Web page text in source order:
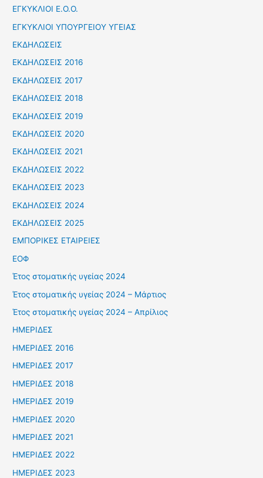
ΕΓΚΥΚΛΙΟΙ Ε.Ο.Ο.
ΕΓΚΥΚΛΙΟΙ ΥΠΟΥΡΓΕΙΟΥ ΥΓΕΙΑΣ
ΕΚΔΗΛΩΣΕΙΣ
ΕΚΔΗΛΩΣΕΙΣ 2016
ΕΚΔΗΛΩΣΕΙΣ 2017
ΕΚΔΗΛΩΣΕΙΣ 2018
ΕΚΔΗΛΩΣΕΙΣ 2019
ΕΚΔΗΛΩΣΕΙΣ 2020
ΕΚΔΗΛΩΣΕΙΣ 2021
ΕΚΔΗΛΩΣΕΙΣ 2022
ΕΚΔΗΛΩΣΕΙΣ 2023
ΕΚΔΗΛΩΣΕΙΣ 2024
ΕΚΔΗΛΩΣΕΙΣ 2025
ΕΜΠΟΡΙΚΕΣ ΕΤΑΙΡΕΙΕΣ
ΕΟΦ
Έτος στοματικής υγείας 2024
Έτος στοματικής υγείας 2024 – Μάρτιος
Έτος στοματικής υγείας 2024 – Απρίλιος
ΗΜΕΡΙΔΕΣ
ΗΜΕΡΙΔΕΣ 2016
ΗΜΕΡΙΔΕΣ 2017
ΗΜΕΡΙΔΕΣ 2018
ΗΜΕΡΙΔΕΣ 2019
ΗΜΕΡΙΔΕΣ 2020
ΗΜΕΡΙΔΕΣ 2021
ΗΜΕΡΙΔΕΣ 2022
ΗΜΕΡΙΔΕΣ 2023